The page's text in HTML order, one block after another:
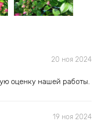
20 ноя 2024
оценку нашей работы.
19 ноя 2024